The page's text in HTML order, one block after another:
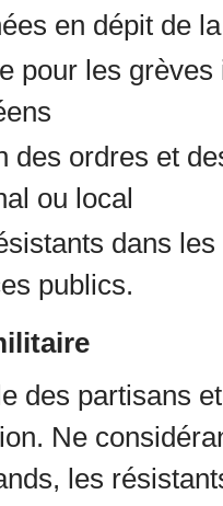
en dépit de
pour les
des ordres et
ou local
dans
publics.
des partisans
Ne
les